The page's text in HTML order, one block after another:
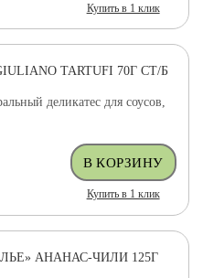
Купить в 1 клик
TARTUFI 70Г СТ/Б
деликатес для соусов,
Купить в 1 клик
АНАНАС-ЧИЛИ 125Г